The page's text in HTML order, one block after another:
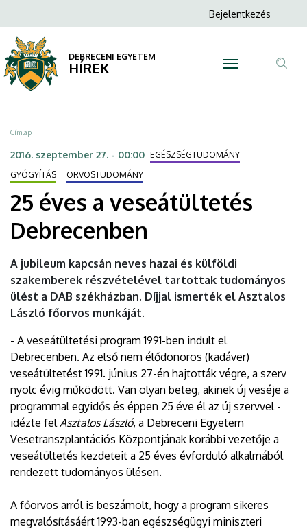
éves
a
veseátültetés
Debrecenben
DEBRECENI
EGYETEM
a
tartalomra
Anonim
menüje
Bejelentkezés
DEBRECENI EGYETEM
HÍREK
Morzsa
Címlap
2016. szeptember 27. - 00:00 EGÉSZSÉGTUDOMÁNY
GYÓGYÍTÁS
ORVOSTUDOMÁNY
25 éves a veseátültetés
Debrecenben
A jubileum kapcsán neves hazai és külföldi
szakemberek részvételével tartottak tudományos
ülést a DAB székházban. Díjjal ismerték el Asztalos
László főorvos munkáját.
- A veseátültetési program 1991-ben indult el
Debrecenben. Az első nem élődonoros (kadáver)
veseátültetést 1991. június 27-én hajtották végre, a szerv
nyolc évig működött. Van olyan beteg, akinek új veséje a
programmal egyidős és éppen 25 éve él az új szervvel -
idézte fel Asztalos László, a Debreceni Egyetem
Vesetranszplantációs Központjának korábbi vezetője a
veseátültetés kezdeteit a 25 éves évforduló alkalmából
rendezett tudományos ülésen.
A főorvos arról is beszámolt, hogy a program sikeres
megvalósításáért 1993-ban egészségügyi miniszteri